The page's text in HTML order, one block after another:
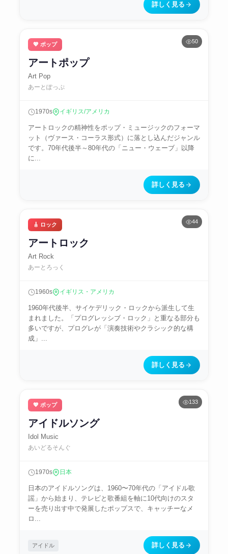
詳しく見る
50
💖 ポップ
アートポップ
Art Pop
あーとぽっぷ
1970s イギリス/アメリカ
アートロックの精神性をポップ・ミュージックのフォーマ
ット（ヴァース・コーラス形式）に落とし込んだジャンル
です。70年代後半～80年代の「ニュー・ウェーブ」以降
に...
詳しく見る
44
🎸 ロック
アートロック
Art Rock
あーとろっく
1960s イギリス・アメリカ
1960年代後半、サイケデリック・ロックから派生して生
まれました。「プログレッシブ・ロック」と重なる部分も
多いですが、プログレが「演奏技術やクラシック的な構
成」...
詳しく見る
133
💖 ポップ
アイドルソング
Idol Music
あいどるそんぐ
1970s 日本
日本のアイドルソングは、1960〜70年代の「アイドル歌
謡」から始まり、テレビと歌番組を軸に10代向けのスタ
ーを売り出す中で発展したポップスで、キャッチーなメ
ロ...
アイドル 詳しく見る